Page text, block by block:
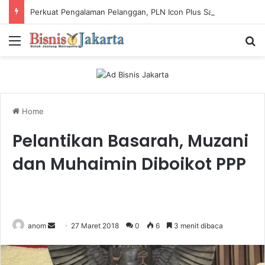
Menu
Home
Pelantikan Basarah, Muzani
dan Muhaimin Diboikot PPP
anom
n
27 Maret 2018 0 6 3 menit dibaca